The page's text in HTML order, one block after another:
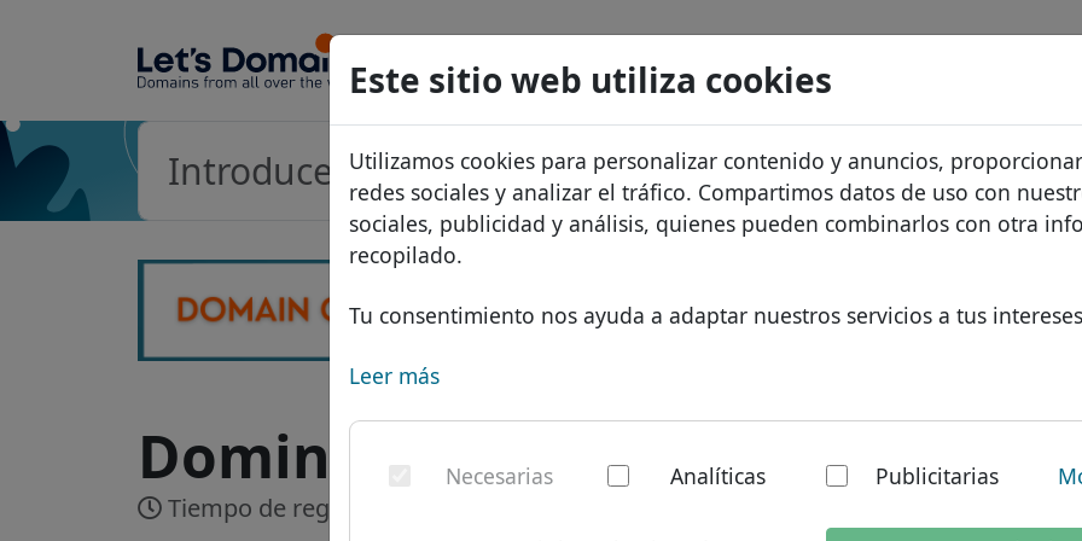
Este sitio web utiliza cookies
Utilizamos cookies para personalizar contenido y anuncios,
redes sociales y analizar el tráfico. Compartimos datos de uso con
sociales, publicidad y análisis, quienes pueden combinarlos con otra
recopilado.
Tu consentimiento nos ayuda a adaptar nuestros servicios a tus
Leer más
Necesarias Analíticas Publicitarias
Dominios
Base de datos de dominios
Dominios africanos
Dominios asiáticos
Dominios europeos
Dominios norteamericanos
Lista de precios
Descuentos
Transferir
Buscar
Protección de ID
Alojamiento DNS
WHOIS
Sobre
¿Por qué
Contacto
.domains Buscar
Dominio .domains - Nuevos TLDs
Tiempo de registro: